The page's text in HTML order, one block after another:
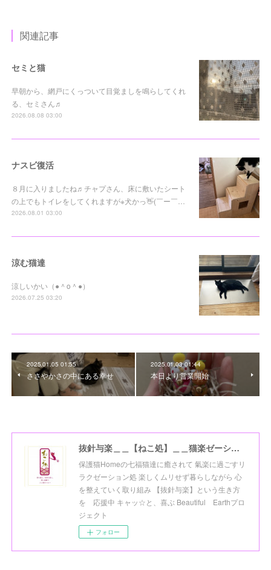
関連記事
セミと猫
早朝から、網戸にくっついて目覚ましを鳴らしてくれ
る、セミさん♬
2026.08.08 03:00
ナスビ復活
８月に入りましたね♬チャプさん、床に敷いたシート
の上でもトイレをしてくれますが※犬かっ👋(￣ー￣…
2026.08.01 03:00
涼む猫達
涼しいかい（●＾o＾●）
2026.07.25 03:20
2025.01.05 01:55
ささやかさの中にある幸せ
2025.01.03 01:44
本日より営業開始
抜針与楽＿＿【ねこ処】＿＿猫楽ゼーションHome☆
保護猫Homeの七福猫達に癒されて 氣楽に過ごすリ
ラクゼーション処 楽しくムリせず暮らしながら 心
を整えていく取り組み 【抜針与楽】という生き方
を 応援中 キャッ☆と、喜ぶ Beautiful Earthプロ
ジェクト
フォロー